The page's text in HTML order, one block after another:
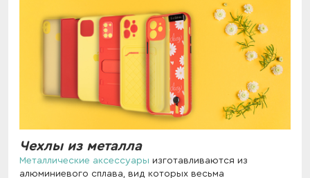
Чехлы из металла
Металлические аксессуары изготавливаются из
алюминиевого сплава, вид которых весьма